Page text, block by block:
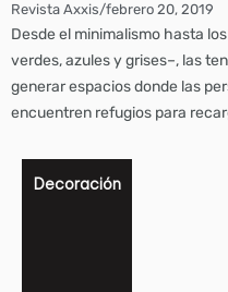
Revista Axxis/febrero 20, 2019
Desde el minimalismo hasta
verdes, azules y grises–, las
generar espacios donde las
encuentren refugios para
Decoración